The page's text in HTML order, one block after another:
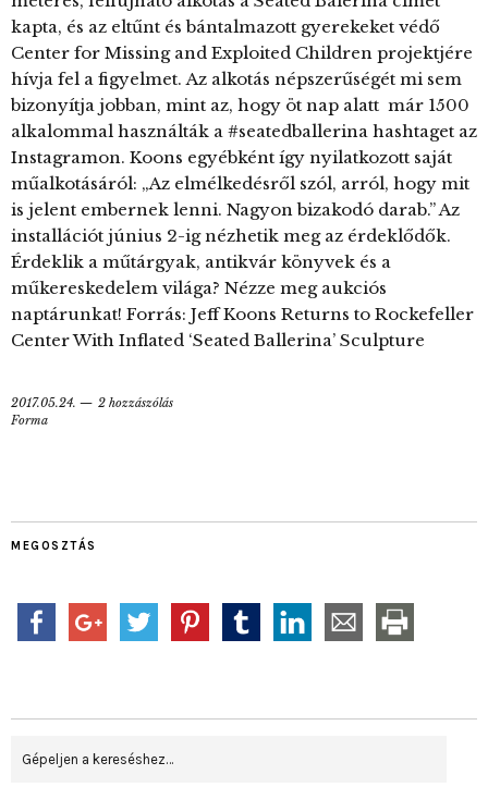
kapta, és az eltűnt és bántalmazott gyerekeket védő
Center for Missing and Exploited Children projektjére
hívja fel a figyelmet. Az alkotás népszerűségét mi sem
bizonyítja jobban, mint az, hogy öt nap alatt már 1500
alkalommal használták a #seatedballerina hashtaget az
Instagramon. Koons egyébként így nyilatkozott saját
műalkotásáról: „Az elmélkedésről szól, arról, hogy mit
is jelent embernek lenni. Nagyon bizakodó darab.” Az
installációt június 2-ig nézhetik meg az érdeklődők.
Érdeklik a műtárgyak, antikvár könyvek és a
műkereskedelem világa? Nézze meg aukciós
naptárunkat! Forrás: Jeff Koons Returns to Rockefeller
Center With Inflated ‘Seated Ballerina’ Sculpture
2017.05.24.
2 hozzászólás
Forma
MEGOSZTÁS